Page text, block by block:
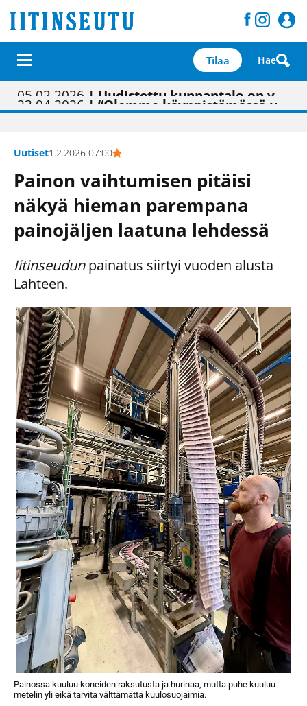
Tilaa Hae
01.02.2026 | Painon vaihtumisen pitäisi näkyä hieman parempana painojäljen laatuna lehdessä
05.02.2026 | Uudistettu kunnantalo on valoisa
23.04.2026 | “Olemme käynnistämässä uudelleen keskustavisiotyön”
09.05.2026| "Maalla on totuttu elämään omavaraisemmin kuin kaupungissa"
Uutiset1.2.2026 07:00
Painon vaihtumisen pitäisi
näkyä hieman parempana
painojäljen laatuna lehdessä
Iitinseudunpainatus siirtyi vuoden alusta
Lahteen.
Painossa kuuluu koneiden raksutusta ja hurinaa, mutta puhe kuuluu
metelin yli eikä tarvita välttämättä kuulosuojaimia.